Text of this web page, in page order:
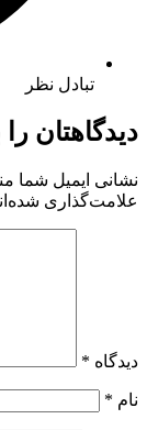
تبادل نظر
دیدگاهتان را
نشانی ایمیل شما
علامت‌گذاری
دیدگاه *
نام *